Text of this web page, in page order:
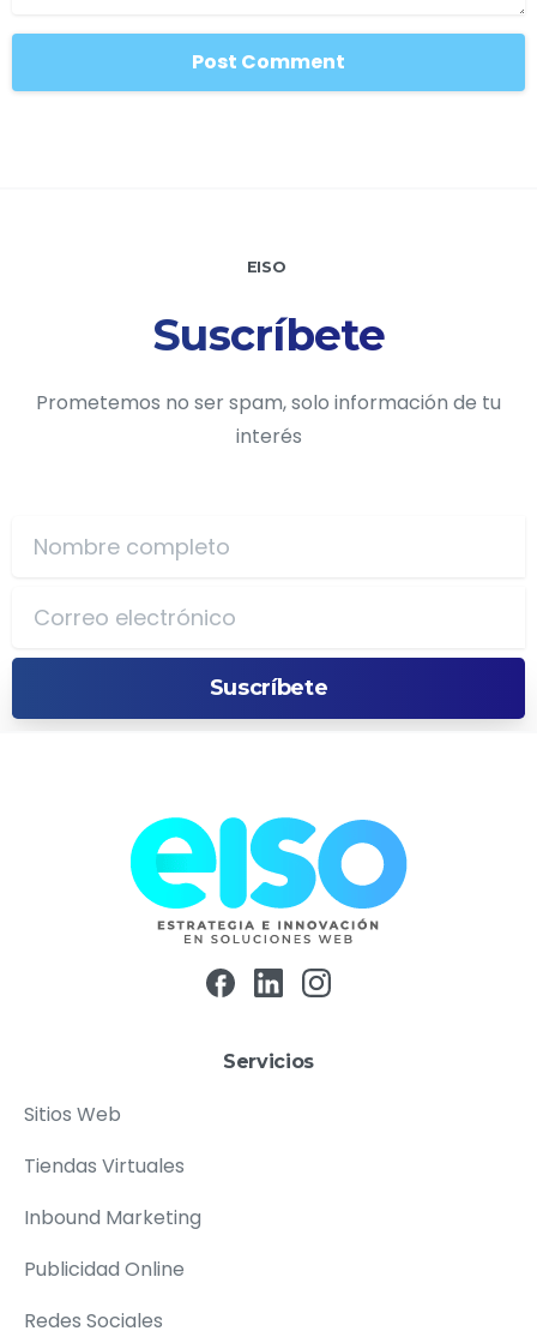
EISO
Suscríbete
Prometemos no ser spam, solo información de tu
interés
Servicios
Sitios Web
Tiendas Virtuales
Inbound Marketing
Publicidad Online
Redes Sociales